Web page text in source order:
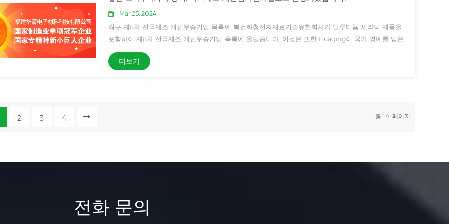
Mar 25, 2024
최근 제8차 전국제조 개인우승기업 목록에 복건화청전자재료기술유한회사가 알루미늄 세라믹 제품을
포함하여 제8차 전국제조 개인우승기업 목록에 올랐습니다. 이것은 또한 Huaqing이 국가 영예를 얻은
후 다시 국가 특별 새로운 "소거인"기업을 수상한 것입니다! 전국 제조업 개인 챔피언 기업 소개국가제
조 개인우수기...
더보기
2 3 4 총 4 페이지
전화 문의